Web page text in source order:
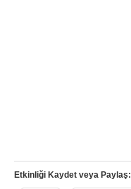
Etkinliği Kaydet veya Paylaş: